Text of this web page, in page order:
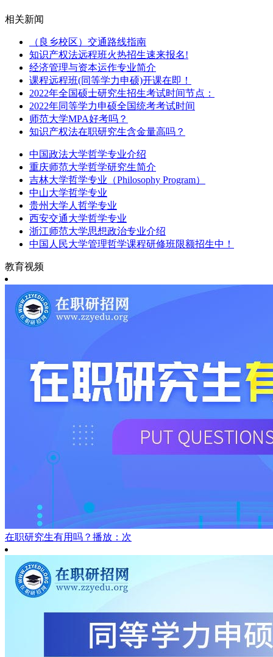
相关新闻
（良乡校区）交通路线指南
知识产权法远程班火热招生速来报名!
经济管理与资本运作专业简介
课程远程班(同等学力申硕)开课在即！
2022年全国硕士研究生招生考试时间节点：
2022年同等学力申硕全国统考考试时间
师范大学MPA好考吗？
知识产权法在职研究生含金量高吗？
中国政法大学哲学专业介绍
重庆师范大学哲学研究生简介
吉林大学哲学专业（Philosophy Program）
中山大学哲学专业
贵州大学人哲学专业
西安交通大学哲学专业
浙江师范大学思想政治专业介绍
中国人民大学管理哲学课程研修班限额招生中！
教育视频
在职研究生有用吗？ 播放：次